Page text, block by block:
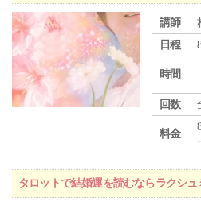
講師
日程
時間
回数
料金
タロットで結婚運を読むならラクシ